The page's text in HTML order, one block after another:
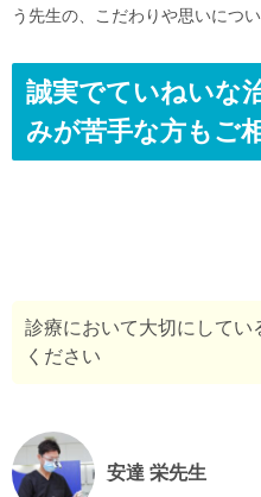
う先生の、こだわりや思いにつ
誠実でていねいな
みが苦手な方もご
診療において大切にして
ください
安達 栄先生